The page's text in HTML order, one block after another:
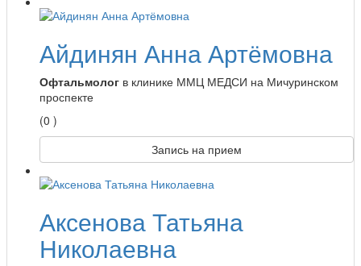
Айдинян Анна Артёмовна
Офтальмолог в клинике ММЦ МЕДСИ на Мичуринском
проспекте
(0 )
Запись на прием
Аксенова Татьяна
Николаевна